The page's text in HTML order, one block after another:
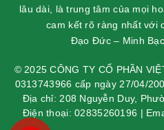
lâu dài, là trung tâm của mọi
cam kết rõ ràng nhất với
Đạo Đức – Minh
© 2025 CÔNG TY CỔ PHẦN
0313743966 cấp ngày 27/04/
Địa chỉ: 208 Nguyễn Duy,
Điện thoại: 02835260196 |